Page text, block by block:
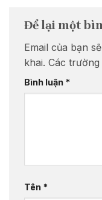
Để lại một
Email của bạn
khai. Các
Bình luận *
Tên *